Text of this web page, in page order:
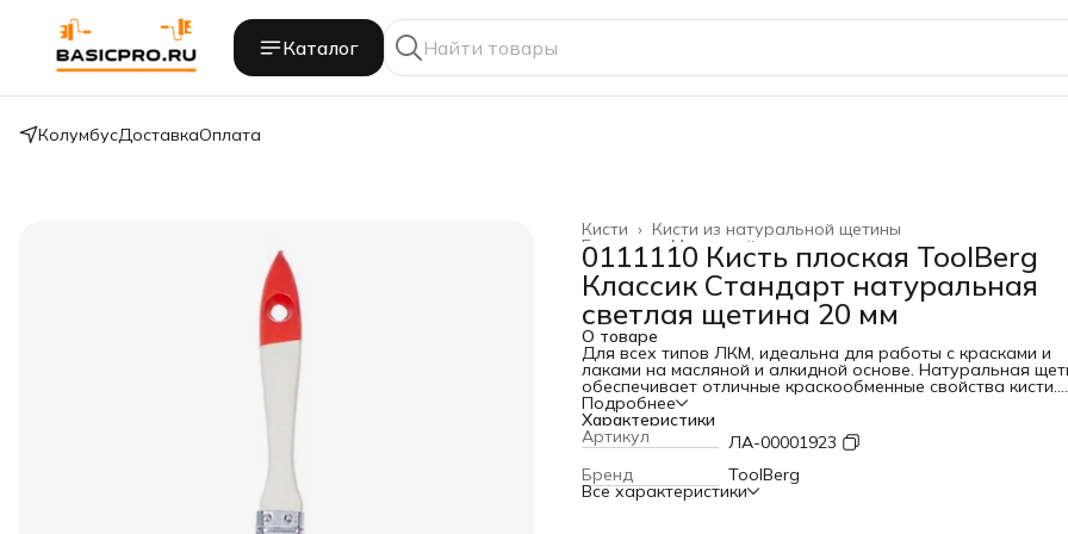
Каталог
КолумбусДоставкаОплата
Кисти из натуральной щетины
Кисти ›
Малярный инструмент
Главная ›
0111110 Кисть плоская ToolBerg
Классик Стандарт натуральная
светлая щетина 20 мм
О товаре
Для всех типов ЛКМ, идеальна для работы с красками и
лаками на масляной и алкидной основе. Натуральная
обеспечивает отличные краскообменные свойства кисти.
Деревянная рукоятка оснащена отверстием для подвески.
Стальной бандаж
Подробнее
Характеристики
Артикул
ЛА-00001923
Бренд
ToolBerg
Все характеристики